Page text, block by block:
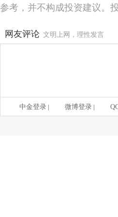
参考，并不构成投资建议。
网友评论 文明上网，理性发言
中金登录 微博登录